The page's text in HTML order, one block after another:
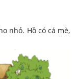
Hồ có cá mè,